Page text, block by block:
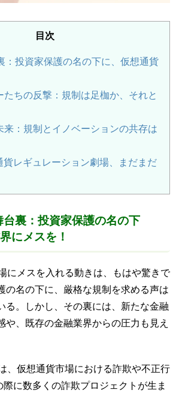
目次
：投資家保護の名の下に、仮想通貨
たちの反撃：規制は足枷か、それと
来：規制とイノベーションの共存は
貨レギュレーション劇場、まだまだ
台裏：投資家保護の名の下
にメスを！
にメスを入れる動きは、もはや驚きで
の名の下に、厳格な規制を求める声は
る。しかし、その裏には、新たな金融
や、既存の金融業界からの圧力も見え
、仮想通貨市場における詐欺や不正行
に数多くの詐欺プロジェクトが生ま